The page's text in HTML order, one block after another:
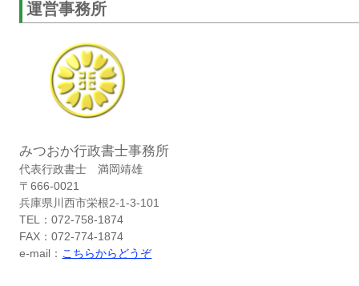
運営事務所
みつおか行政書士事務所
代表行政書士 満岡靖雄
〒666-0021
兵庫県川西市栄根2-1-3-101
TEL：072-758-1874
FAX：072-774-1874
e-mail： こちらからどうぞ